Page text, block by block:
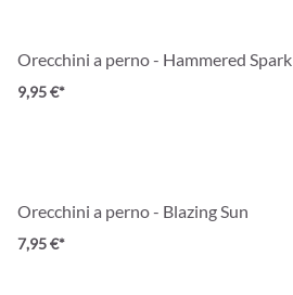
Orecchini a perno - Hammered Spark
9,95 €*
Orecchini a perno - Blazing Sun
7,95 €*